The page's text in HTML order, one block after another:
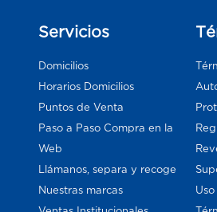
Servicios
Domicilios
Horarios Domicilios
Puntos de Venta
Paso a Paso Compra en la
Web
Llámanos, separa y recoge
Nuestras marcas